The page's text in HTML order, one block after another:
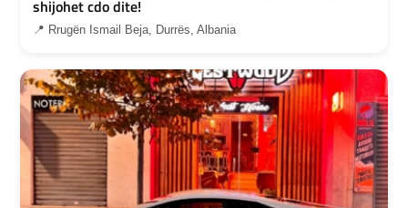
shijohet cdo dite!
📍 Rrugën Ismail Beja, Durrës, Albania